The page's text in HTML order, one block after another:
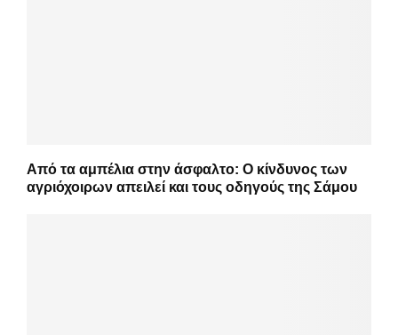
Από τα αμπέλια στην άσφαλτο: Ο κίνδυνος των
αγριόχοιρων απειλεί και τους οδηγούς της Σάμου